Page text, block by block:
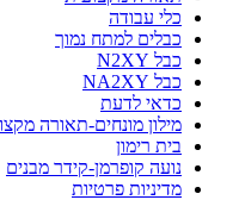
כלי עבודה
כבלים למתח נמוך
כבל N2XY
כבל NA2XY
כדאי לדעת
מילון מונחים-תאורה
בית רימון
נועה קופרמן-קידר מבנים
מדיניות פרטיות